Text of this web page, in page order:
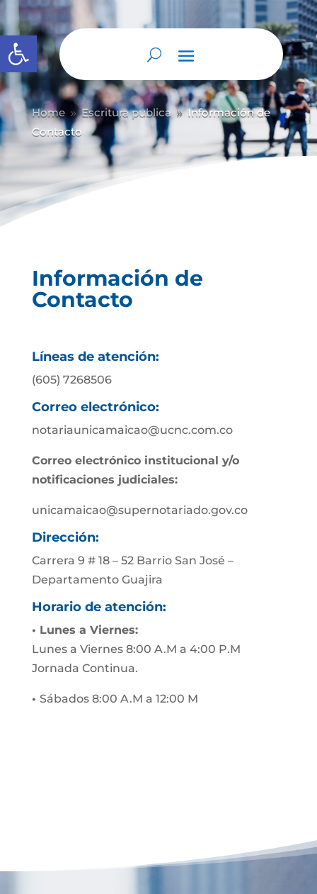
Abrir barra de herramientas
Home 9 Escritura publica 9 Información de
Contacto
Información de
Contacto
Líneas de atención:
(605) 7268506
Correo electrónico:
notariaunicamaicao@ucnc.com.co
Correo electrónico institucional y/o
notificaciones judiciales:
unicamaicao@supernotariado.gov.co
Dirección:
Carrera 9 # 18 – 52 Barrio San José –
Departamento Guajira
Horario de atención:
• Lunes a Viernes:
Lunes a Viernes 8:00 A.M a 4:00 P.M
Jornada Continua.
• Sábados 8:00 A.M a 12:00 M